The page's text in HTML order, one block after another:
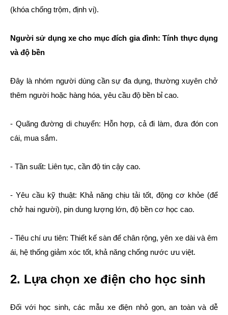
(khóa chống trộm, định vị).
Người sử dụng xe cho mục đích gia đình: Tính thực dụng
và độ bền
Đây là nhóm người dùng cần sự đa dụng, thường xuyên chở
thêm người hoặc hàng hóa, yêu cầu độ bền bỉ cao.
- Quãng đường di chuyển: Hỗn hợp, cả đi làm, đưa đón con
cái, mua sắm.
- Tần suất: Liên tục, cần độ tin cậy cao.
- Yêu cầu kỹ thuật: Khả năng chịu tải tốt, động cơ khỏe (để
chở hai người), pin dung lượng lớn, độ bền cơ học cao.
- Tiêu chí ưu tiên: Thiết kế sàn để chân rộng, yên xe dài và êm
ái, hệ thống giảm xóc tốt, khả năng chống nước ưu việt.
2. Lựa chọn xe điện cho học sinh
Đối với học sinh, các mẫu xe điện nhỏ gọn, an toàn và dễ